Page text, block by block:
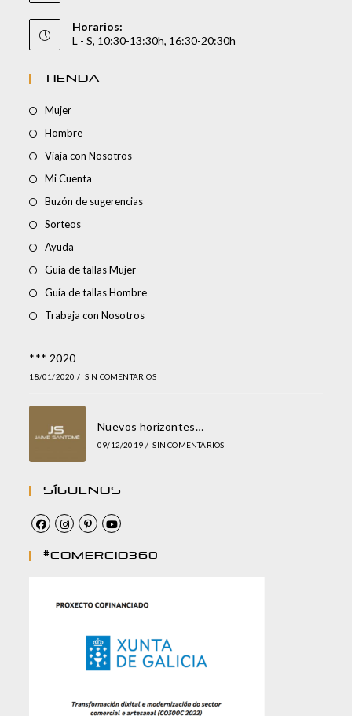
Horarios:
L - S, 10:30-13:30h, 16:30-20:30h
TIENDA
Mujer
Hombre
Viaja con Nosotros
Mi Cuenta
Buzón de sugerencias
Sorteos
Ayuda
Guía de tallas Mujer
Guía de tallas Hombre
Trabaja con Nosotros
*** 2020
18/01/2020 / SIN COMENTARIOS
Nuevos horizontes…
09/12/2019 / SIN COMENTARIOS
Síguenos
#comercio360